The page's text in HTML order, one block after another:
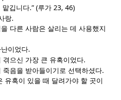
맡깁니다.” (루가 23, 46)
랑.
다른 사람은 살리는 데 사용했지
이었다.
겪으신 가장 큰 유혹이었다.
음을 받아들이기로 선택하셨다.
유혹이 있을 때 달려가야 할 곳이